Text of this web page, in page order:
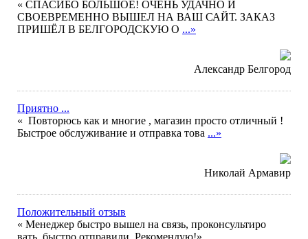
« СПАСИБО БОЛЬШОЕ! ОЧЕНЬ УДАЧНО И
СВОЕВРЕМЕННО ВЫШЕЛ НА ВАШ САЙТ. ЗАКАЗ
ПРИШЁЛ В БЕЛГОРОДСКУЮ О ...»
Александр Белгород
Приятно ...
« Повторюсь как и многие , магазин просто отличный !
Быстрое обслуживание и отправка това ...»
Николай Армавир
Положительный отзыв
« Менеджер быстро вышел на связь, проконсультиро
вать, быстро отправили. Рекомендую!»